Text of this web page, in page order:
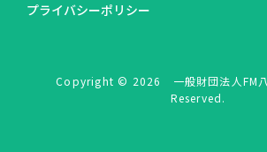
プライバシーポリシー
Copyright © 2026 一般財団法人FM
Reserved.